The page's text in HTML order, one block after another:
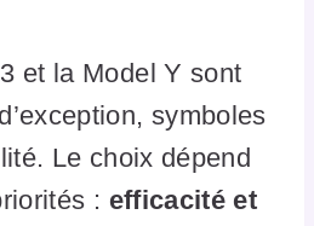
et la Model Y sont
symboles
Le choix dépend
: efficacité et